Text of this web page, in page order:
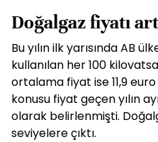
Doğalgaz fiyatı
Bu yılın ilk yarısında AB
kullanılan her 100
ortalama fiyat ise 11,9
konusu fiyat geçen yılın
olarak belirlenmişti.
seviyelere çıktı.